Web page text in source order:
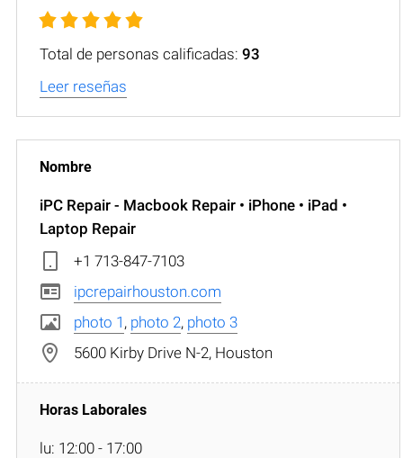
Total de personas calificadas: 93
Leer reseñas
iPC Repair - Macbook Repair • iPhone • iPad •
Laptop Repair
+1 713-847-7103
ipcrepairhouston.com
photo 1 , photo 2, photo 3
5600 Kirby Drive N-2, Houston
lu: 12:00 - 17:00